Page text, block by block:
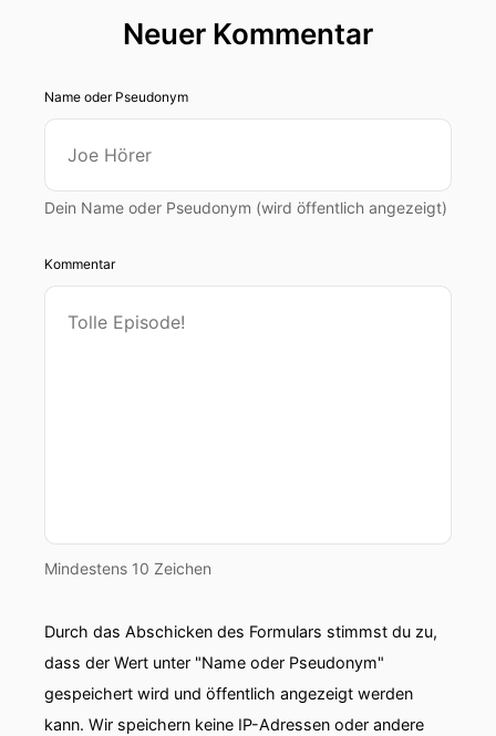
Neuer Kommentar
Name oder Pseudonym
Dein Name oder Pseudonym (wird öffentlich angezeigt)
Kommentar
Mindestens 10 Zeichen
Durch das Abschicken des Formulars stimmst du zu,
dass der Wert unter "Name oder Pseudonym"
gespeichert wird und öffentlich angezeigt werden
kann. Wir speichern keine IP-Adressen oder andere